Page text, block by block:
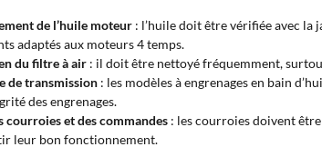
de l’huile moteur : l’huile doit être vérifiée avec la
adaptés aux moteurs 4 temps.
du filtre à air : il doit être nettoyé fréquemment,
de transmission : les modèles à engrenages en bain
des engrenages.
courroies et des commandes : les courroies doivent
leur bon fonctionnement.